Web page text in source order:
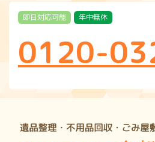
即日対応可能 年中無休
0120-